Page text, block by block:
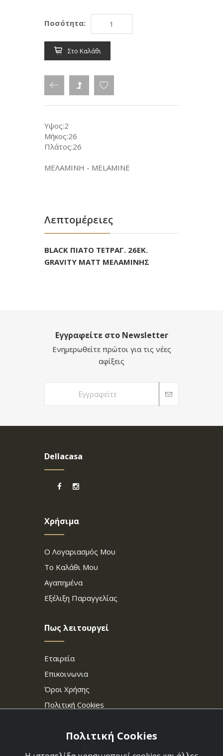
Ποσότητα:
Στο Καλάθι
Υψος:2
Μήκος:26
Πλάτος:26
ΜΕΛΑΜΙΝΗ - MELAMINE
Λεπτομέρειες
BLACK ΠΙΑΤΟ ΤΕΤΡΑΓ. 26ΕΚ.
GRAVITY MATT ΜΕΛΑΜΙΝΗΣ
Εγγραφείτε στο Newsletter
Ενημερωθείτε πρώτοι για τις νέες
αφίξεις
Dellacasa
Χρήσιμα
Ο Λογαριασμός Μου
Το Καλάθι Μου
Αγαπημένα
Εξέλιξη Παραγγελίας
Πως λειτουργεί
Εταιρεία
Επικοινωνια
Όροι Χρήσης
Πολιτική Cookies
Πολιτική Cookies